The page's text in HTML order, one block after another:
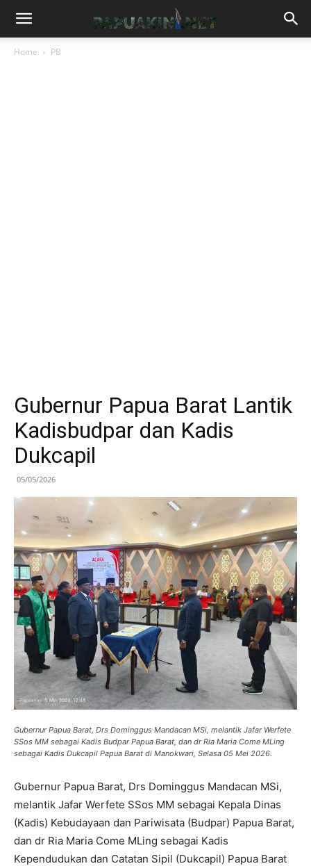
Home PB
Gubernur Papua Barat Lantik
Kadisbudpar dan Kadis
Dukcapil
05/05/2026
Gubernur Papua Barat, Drs Dominggus Mandacan MSi, melantik Jafar Werfete
SSos MM sebagai Kadis Budpar Papua Barat, dan dr Ria Maria Come MLing
sebagai Kadis Dukcapil Papua Barat di Manokwari, Selasa 05 Mei 2026.
Gubernur Papua Barat, Drs Dominggus Mandacan MSi,
melantik Jafar Werfete SSos MM sebagai Kepala Dinas
(Kadis) Kebudayaan dan Pariwisata (Budpar) Papua Barat,
dan dr Ria Maria Come MLing sebagai Kadis
Kependudukan dan Catatan Sipil (Dukcapil) Papua Barat